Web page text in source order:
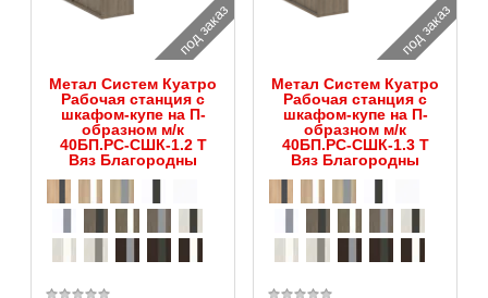
под заказ
Метал Систем Куатро
Рабочая станция с
шкафом-купе на П-
образном м/к
40БП.РС-СШК-1.2 Т
Вяз Благородны
под заказ
Метал Систем Куатро
Рабочая станция с
шкафом-купе на П-
образном м/к
40БП.РС-СШК-1.3 Т
Вяз Благородны